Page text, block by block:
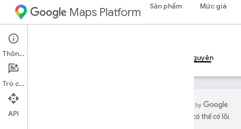
Maps Platform Sản phẩm Mức giá
Route Optimization API
Hướng dẫn
Tài nguyên
bằng AI có thể có lỗi.
Thông tin
Trò chuyện
API